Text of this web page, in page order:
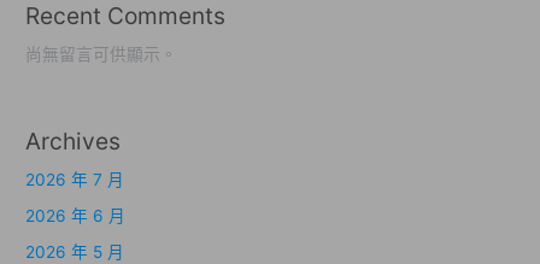
Recent Comments
尚無留言可供顯示。
Archives
2026 年 7 月
2026 年 6 月
2026 年 5 月